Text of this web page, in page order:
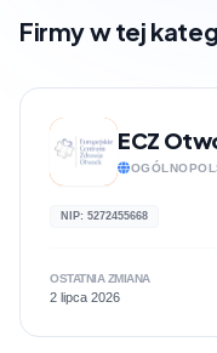
Firmy w tej
ECZ
NIP: 5272455668
OSTATNIA ZMIANA
2 lipca 2026